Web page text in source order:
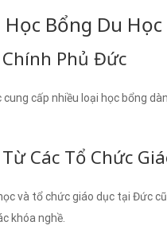
Học Bổng Du
Chính Phủ Đức
cấp nhiều loại học bổng
Từ Các Tổ Chức
và tổ chức giáo dục tại Đức
khóa nghề.